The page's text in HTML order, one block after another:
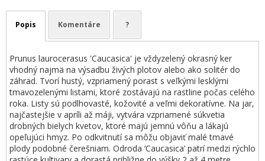
Popis Komentáre ?
Prunus laurocerasus 'Caucasica' je vždyzelený okrasný ker
vhodný najmä na výsadbu živých plotov alebo ako solitér do
záhrad. Tvorí hustý, vzpriamený porast s veľkými lesklými
tmavozelenými listami, ktoré zostávajú na rastline počas celého
roka. Listy sú podlhovasté, kožovité a veľmi dekoratívne. Na jar,
najčastejšie v apríli až máji, vytvára vzpriamené súkvetia
drobných bielych kvetov, ktoré majú jemnú vôňu a lákajú
opeľujúci hmyz. Po odkvitnutí sa môžu objaviť malé tmavé
plody podobné čerešniam. Odroda ‘Caucasica’ patrí medzi rýchlo